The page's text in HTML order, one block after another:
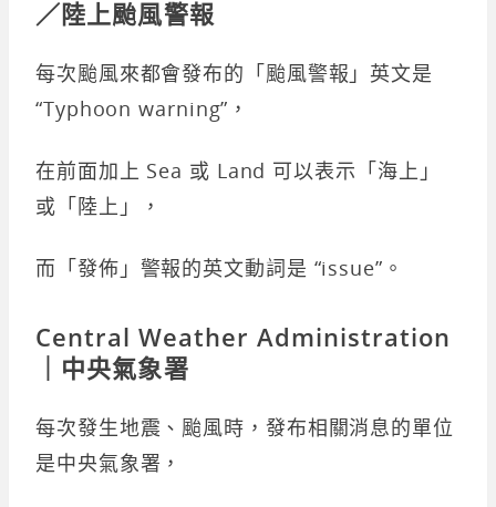
／陸上颱風警報
每次颱風來都會發布的「颱風警報」英文是
“Typhoon warning”，
在前面加上 Sea 或 Land 可以表示「海上」
或「陸上」，
而「發佈」警報的英文動詞是 “issue”。
Central Weather Administration
｜中央氣象署
每次發生地震、颱風時，發布相關消息的單位
是中央氣象署，